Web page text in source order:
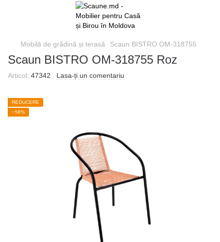
Mobilă de grădină și terasă Scaun BISTRO OM-318755
Scaun BISTRO OM-318755 Roz
Articol: 47342 Lasa-ți un comentariu
REDUCERE
−58%